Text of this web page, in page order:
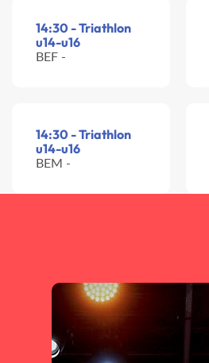
14:30 - Triathlon
u14-u16
BEF -
14:30 - Triathlon
u14-u16
BEM -